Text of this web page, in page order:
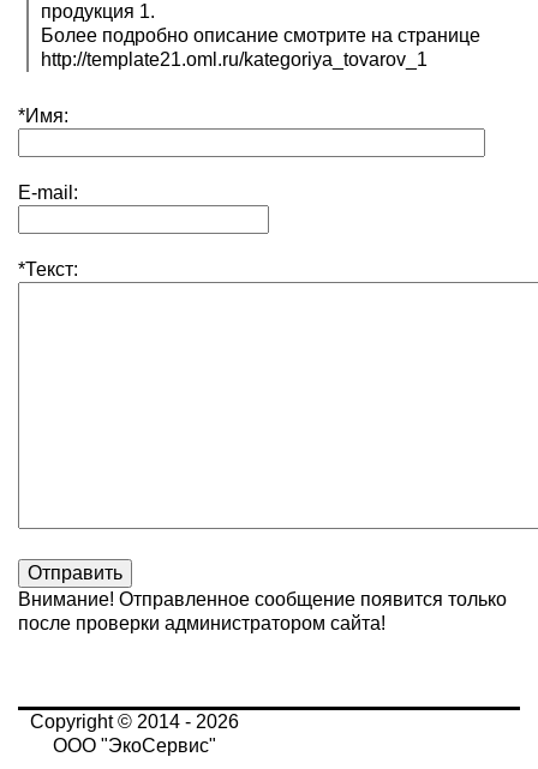
продукция 1.
Более подробно описание смотрите на странице
http://template21.oml.ru/kategoriya_tovarov_1
*Имя:
E-mail:
*Текст:
Внимание! Отправленное сообщение появится только
после проверки администратором сайта!
Copyright © 2014 - 2026
ООО "ЭкоСервис"